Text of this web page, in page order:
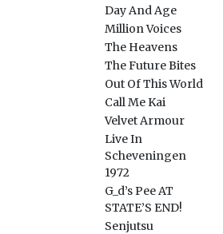
Day And Age
Million Voices
The Heavens
The Future Bites
Out Of This World
Call Me Kai
Velvet Armour
Live In
Scheveningen
1972
G_d’s Pee AT
STATE’S END!
Senjutsu